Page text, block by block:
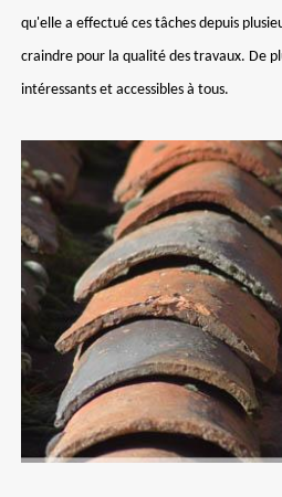
qu'elle a effectué ces tâches depuis
craindre pour la qualité des travaux. De
intéressants et accessibles à tous.